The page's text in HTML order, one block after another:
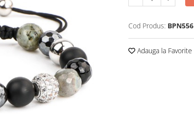
Cod Produs: BPN556
Adauga la Favorite